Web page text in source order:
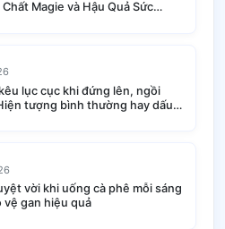
Magie và Hậu Quả Sức
lục cục khi đứng lên, ngồi
tượng bình thường hay dấu
lý nguy hiểm?
vời khi uống cà phê mỗi sáng
vệ gan hiệu quả